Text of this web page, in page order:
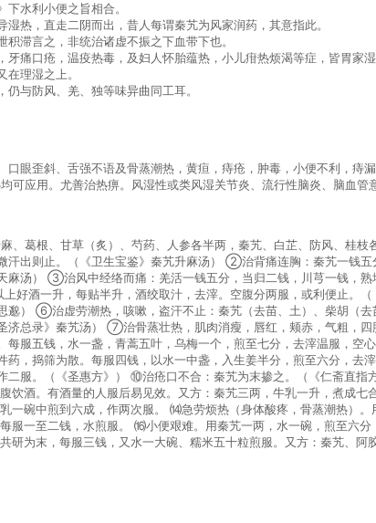
水利小便之旨相合。
热，直走二阴而出，昔人每谓秦艽为风家润药，其意指此。
滞言之，非统治诸虚不振之下血带下也。
痛口疮，温疫热毒，及妇人怀胎蕴热，小儿疳热烦渴等症，皆胃家湿
理湿之上。
与防风、羌、独等味异曲同工耳。
眼歪斜、舌强不语及骨蒸潮热，黄疸，痔疮，肿毒，小便不利，痔
应用。尤善治热痹。风湿性或类风湿关节炎、流行性脑炎、脑血管
葛根、甘草（炙）、芍药、人参各半两，秦艽、白芷、防风、桂枝
汗出则止。（《卫生宝鉴》秦艽升麻汤） ②治背痛连胸：秦艽一钱
麻汤） ③治风中经络而痛：羌活一钱五分，当归二钱，川芎一钱，
好酒一升，每贴半升，酒绞取汁，去滓。空腹分两服，或利便止。
邈） ⑥治虚劳潮热，咳嗽，盗汗不止：秦艽（去苗、土）、柴胡（
总录》秦艽汤） ⑦治骨蒸壮热，肌肉消瘦，唇红，颊赤，气粗，四
服五钱，水一盏，青蒿五叶，乌梅一个，煎至七分，去滓温服，
，捣筛为散。每服四钱，以水一中盏，入生姜半分，煎至六分，
服。（《圣惠方》） ⑩治疮口不合：秦艽为末掺之。（《仁斋直指
饮酒。有酒量的人服后易见效。又方：秦艽三两，牛乳一升，煮成
碗中煎到六成，作两次服。 ⒁急劳烦热（身体酸疼，骨蒸潮热）
一至二钱，水煎服。 ⒃小便艰难。用秦艽一两，水一碗，煎至六分
为末，每服三钱，又水一大碗、糯米五十粒煎服。又方：秦艽、